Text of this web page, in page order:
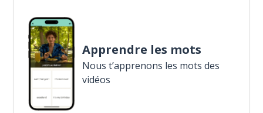
Apprendre les mots
Nous t’apprenons les mots des
vidéos